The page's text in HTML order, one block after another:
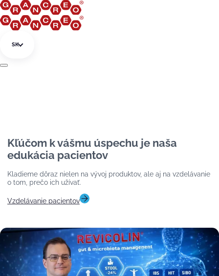
Preskočiť na obsah
SK
Kľúčom k vášmu úspechu je naša
edukácia pacientov
Kladieme dôraz nielen na vývoj produktov, ale aj na vzdelávanie
o tom, prečo ich užívať.
Vzdelávanie pacientov